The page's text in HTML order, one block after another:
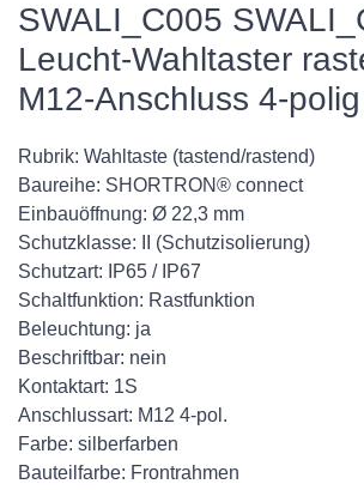
SWALI_C005
Leucht-Wahltaster
M12-Anschluss 4-
Rubrik: Wahltaste (tastend/rastend)
Baureihe: SHORTRON® connect
Einbauöffnung: Ø 22,3 mm
Schutzklasse: II (Schutzisolierung)
Schutzart: IP65 / IP67
Schaltfunktion: Rastfunktion
Beleuchtung: ja
Beschriftbar: nein
Kontaktart: 1S
Anschlussart: M12 4-pol.
Farbe: silberfarben
Bauteilfarbe: Frontrahmen